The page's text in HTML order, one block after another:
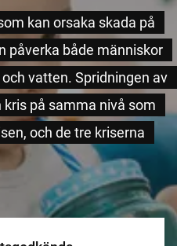
kan orsaka skada på
påverka både människor
vatten. Spridningen av
på samma nivå som
och de tre kriserna